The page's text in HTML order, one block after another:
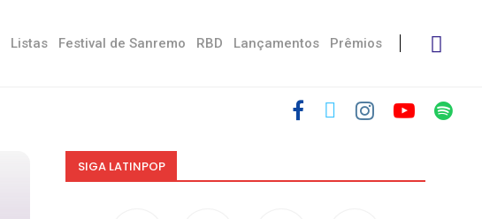
Listas Festival de Sanremo RBD Lançamentos Prêmios
SIGA LATINPOP